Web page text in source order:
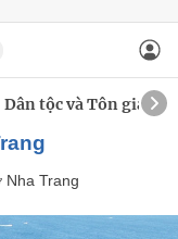
Dân tộc và Tôn giáo
Nha Trang